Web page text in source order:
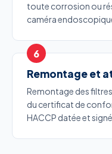
toute corrosion ou
caméra
Remontage et
Remontage des
du certificat de
HACCP datée et